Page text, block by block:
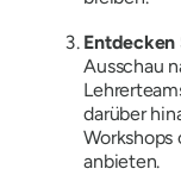
Entdecken
Ausschau
darüber
Workshops
anbieten.